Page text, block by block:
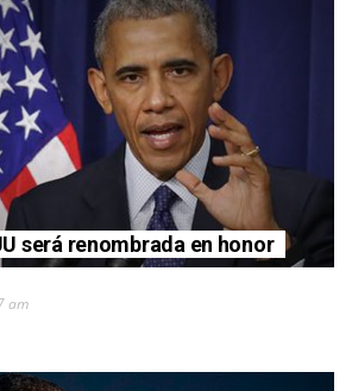
será renombrada en honor
am